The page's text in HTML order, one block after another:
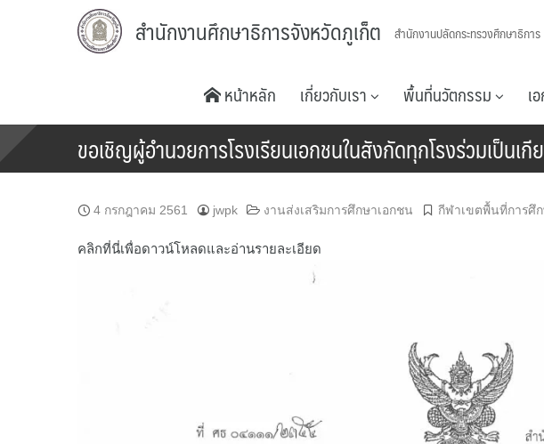
สำนักงานศึกษาธิการจังหวัดภูเก็ต สำนักงานปลัดกระทรวงศึกษาธิการ
หน้าหลัก เกี่ยวกับเรา พื้นที่นวัตกรรม เ
ขอเชิญผู้อำนวยการโรงเรียนเอกชนในสังกัดทุกโรงร่วมเป็น
4 กรกฎาคม 2561 jwpk งานส่งเสริมการศึกษาเอกชน กีฬาเขตพื้นที่การศึก
คลิกที่นี่เพื่อดาวน์โหลดและอ่านรายละเอียด